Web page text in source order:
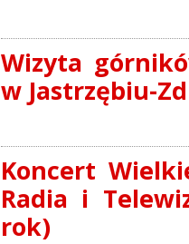
Wizyta
w Jastrzębiu-
Koncert
Radia i
rok)